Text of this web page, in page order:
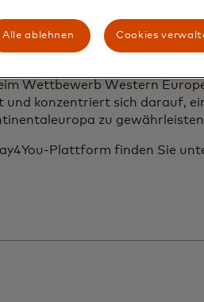
VCN-Technologie
zwischen Banken,
virtueller Karten zu
Wettbewerb Western
und konzentriert sich darauf,
zu
Plattform finden Sie
Alle ablehnen Cookies